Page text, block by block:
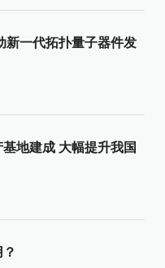
新一代拓扑量子器件发
地建成 大幅提升我国